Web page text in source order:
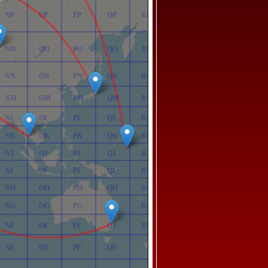
NE
NF
NG
NH
NI
NJ
NK
NL
NM
NN
NO
NP
OE
OF
OG
OH
OI
OJ
OK
OL
OM
ON
OO
OP
PE
PF
PG
PH
PI
PJ
PK
PL
PM
PN
PO
PP
QE
QF
QG
QH
QI
QJ
QK
QL
QM
QN
QO
QP
RE
RF
RG
RH
RI
RJ
RK
RL
RM
RN
RO
RP